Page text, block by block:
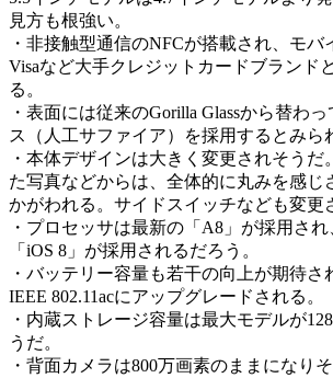
見方も根強い。
・非接触型通信のNFCが搭載され、モバ
Visaなど大手クレジットカードブランド
る。
・表面には従来のGorilla Glassから替わ
ス（人工サファイア）を採用するとみら
・本体デザインは大きく変更されそうだ
た写真などからは、全体的に丸みを感じ
かがわれる。サイドスイッチなども変更
・プロセッサは最新の「A8」が採用さ
「iOS 8」が採用されるだろう。
・バッテリー容量も若干の向上が期待
IEEE 802.11acにアップグレードされる。
・内蔵ストレージ容量は最大モデルが
うだ。
・背面カメラは800万画素のままになり